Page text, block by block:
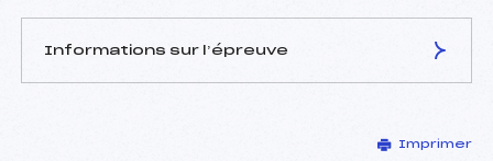
Informations sur l’épreuve
LATHOUD LIONEL (SA)
Imprimer